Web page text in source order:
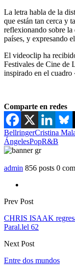
La letra habla de la
que están tan cerca y
reflexionando sobre la
países, y expresando
El videoclip ha
Festivales de Cine de
inspirado en el
Comparte en redes
BellringerCristina
ÁngelesPopR&B
admin 856 posts 0
Prev Post
CHRIS ISAAK
Paral.lel 62
Next Post
Entre dos mundos